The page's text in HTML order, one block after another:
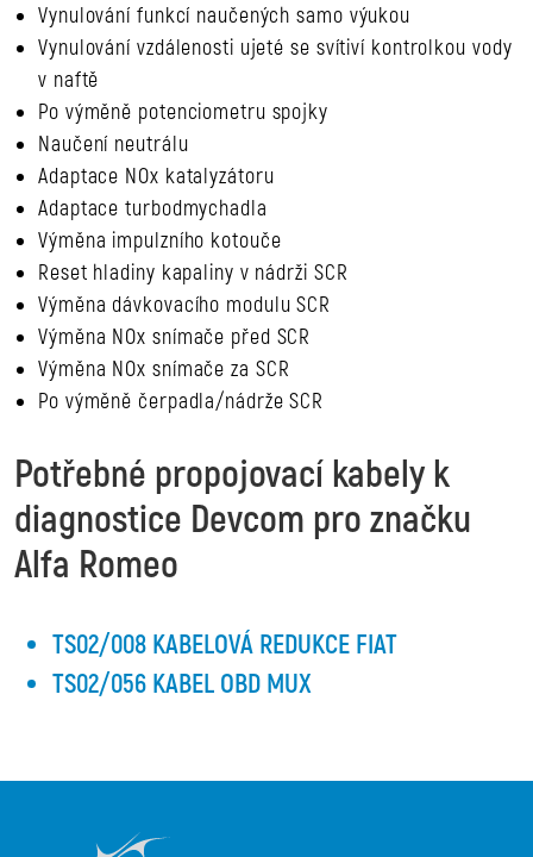
Vynulování funkcí naučených samo výukou
Vynulování vzdálenosti ujeté se svítiví kontrolkou vody
v naftě
Po výměně potenciometru spojky
Naučení neutrálu
Adaptace NOx katalyzátoru
Adaptace turbodmychadla
Výměna impulzního kotouče
Reset hladiny kapaliny v nádrži SCR
Výměna dávkovacího modulu SCR
Výměna NOx snímače před SCR
Výměna NOx snímače za SCR
Po výměně čerpadla/nádrže SCR
Potřebné propojovací kabely k
diagnostice Devcom pro značku
Alfa Romeo
TS02/008 KABELOVÁ REDUKCE FIAT
TS02/056 KABEL OBD MUX